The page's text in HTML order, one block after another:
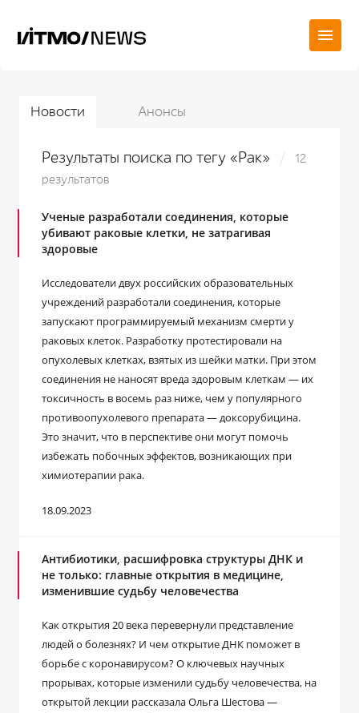
Новости Анонсы
Результаты поиска по тегу «Рак»
12
результатов
Ученые разработали соединения, которые
убивают раковые клетки, не затрагивая
здоровые
Исследователи двух российских образовательных
учреждений разработали соединения, которые
запускают программируемый механизм смерти у
раковых клеток. Разработку протестировали на
опухолевых клетках, взятых из шейки матки. При этом
соединения не наносят вреда здоровым клеткам ― их
токсичность в восемь раз ниже, чем у популярного
противоопухолевого препарата — доксорубицина.
Это значит, что в перспективе они могут помочь
избежать побочных эффектов, возникающих при
химиотерапии рака.
18.09.2023
Антибиотики, расшифровка структуры ДНК и
не только: главные открытия в медицине,
изменившие судьбу человечества
Как открытия 20 века перевернули представление
людей о болезнях? И чем открытие ДНК поможет в
борьбе с коронавирусом? О ключевых научных
прорывах, которые изменили судьбу человечества, на
открытой лекции рассказала Ольга Шестова —